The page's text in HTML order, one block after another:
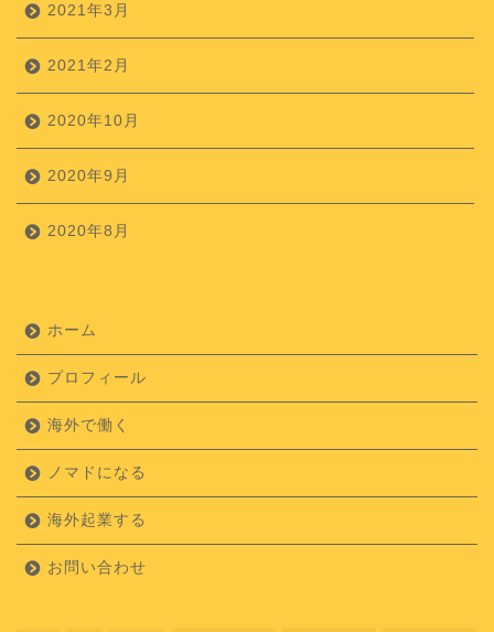
2021年3月
2021年2月
2020年10月
2020年9月
2020年8月
ホーム
プロフィール
海外で働く
ノマドになる
海外起業する
お問い合わせ